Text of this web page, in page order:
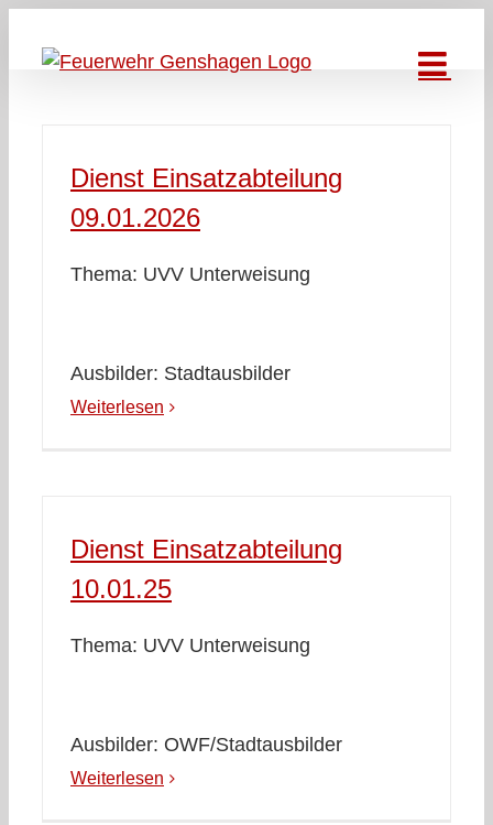
Inhalt
Dienst Einsatzabteilung
09.01.2026
Thema: UVV Unterweisung
Ausbilder: Stadtausbilder
Weiterlesen
Dienst Einsatzabteilung
10.01.25
Thema: UVV Unterweisung
Ausbilder: OWF/Stadtausbilder
Weiterlesen